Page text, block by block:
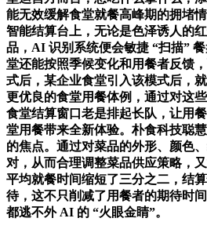
能无效缓解食堂就餐高峰期的拥堵
智能结算台上，无论是色泽诱人的
品，AI 识别系统便会敏捷 “扫描”
堂还能按照季候变化和用餐者反馈
式后，某企业食堂引入该模式后，
更优良的食堂用餐体例，通过对这
食堂结算窗口老是排起长队，让用
堂用餐带来全新体验。朴食科技聪
的焦点。通过对菜品的外形、颜色
对，从而合理调整菜品供应策略，
平均就餐时间缩短了三分之二，结
待，这不只削减了用餐者的期待时
都逃不外 AI 的 “火眼金睛”。